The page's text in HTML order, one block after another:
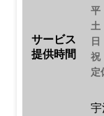
サービス
提供時間
定
宇